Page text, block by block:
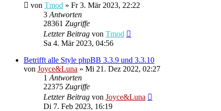
von Tmod » Fr 3. Mär 2023, 22:22
3 Antworten
28361 Zugriffe
Letzter Beitrag von Tmod
Sa 4. Mär 2023, 04:56
Betrifft alle Style phpBB 3.3.9 und 3.3.10
von Joyce&Luna » Mi 21. Dez 2022, 02:27
1 Antworten
22375 Zugriffe
Letzter Beitrag von Joyce&Luna
Di 7. Feb 2023, 16:19